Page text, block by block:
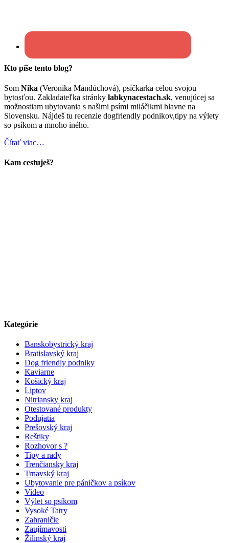
Kto píše tento blog?
Som Nika (Veronika Mandúchová), psíčkarka celou svojou
bytosťou. Zakladateľka stránky labkynacestach.sk, venujúcej sa
možnostiam ubytovania s našimi psími miláčikmi hlavne na
Slovensku. Nájdeš tu recenzie dogfriendly podnikov,tipy na výlety
so psíkom a mnoho iného.
Čítať viac…
Kam cestuješ?
Kategórie
Banskobystrický kraj
Bratislavský kraj
Dog friendly podniky
Kaviarne
Košický kraj
Liptov
Nitriansky kraj
Otestované produkty
Podujatia
Prešovský kraj
Reštiky
Rozhovor s ?
Tipy a rady
Trenčiansky kraj
Trnavský kraj
Ubytovanie pre páničkov a psíkov
Video
Výlet so psíkom
Vysoké Tatry
Zahraničie
Zaujímavosti
Žilinský kraj